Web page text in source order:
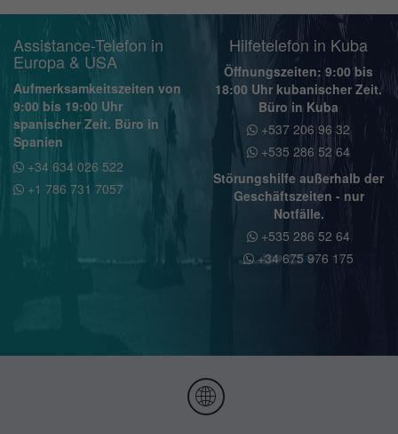
Assistance-Telefon in
Europa & USA
Aufmerksamkeitszeiten von
9:00 bis 19:00 Uhr
spanischer Zeit. Büro in
Spanien
+34 634 026 522
+1 786 731 7057
Hilfetelefon in Kuba
Öffnungszeiten: 9:00 bis
18:00 Uhr kubanischer Zeit.
Büro in Kuba
+537 206 96 32
+535 286 52 64
Störungshilfe außerhalb der
Geschäftszeiten - nur
Notfälle.
+535 286 52 64
+34 675 976 175